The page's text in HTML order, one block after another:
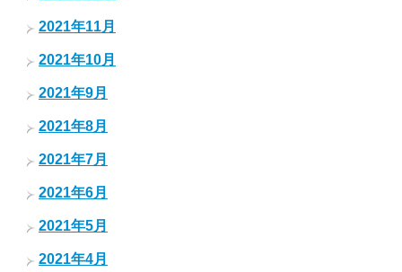
2021年11月
2021年10月
2021年9月
2021年8月
2021年7月
2021年6月
2021年5月
2021年4月